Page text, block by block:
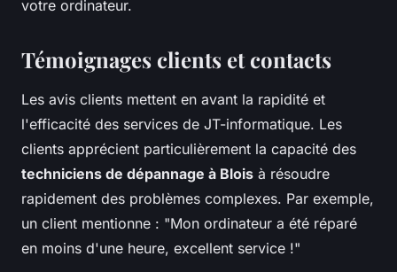
votre ordinateur.
Témoignages clients et contacts
Les avis clients mettent en avant la rapidité et
l'efficacité des services de JT-informatique. Les
clients apprécient particulièrement la capacité des
techniciens de dépannage à Blois à résoudre
rapidement des problèmes complexes. Par exemple,
un client mentionne : "Mon ordinateur a été réparé
en moins d'une heure, excellent service !"